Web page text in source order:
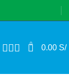
0 0.00 S/